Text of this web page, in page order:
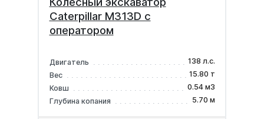
Caterpillar M313D с
оператором
Двигатель
138 л.с.
Вес
15.80 т
Ковш
0.54 м3
Глубина копания
5.70 м